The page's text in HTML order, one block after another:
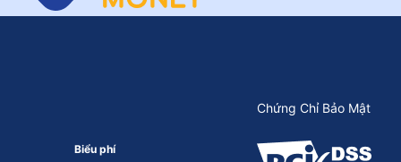
Biểu phí
Chứng Chỉ Bảo Mật